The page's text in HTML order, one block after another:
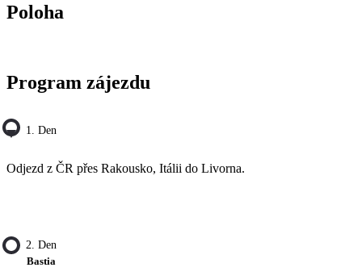
Poloha
Program zájezdu
1. Den
Odjezd z ČR přes Rakousko, Itálii do Livorna.
2. Den
Bastia